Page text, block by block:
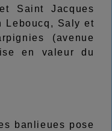
Saint Jacques
Leboucq, Saly et
(avenue
en valeur du
banlieues pose